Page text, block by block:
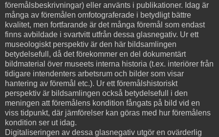
föremålsbeskrivningar) eller använts i publikationer. Idag är
många av föremålen omfotograferade i betydligt bättre
kvalitet, men fortfarande är det många föremål som endast
finns avbildade i svartvitt utfrån dessa glasnegativ. Ur ett
museologiskt perspektiv är den här bildsamlingen
betydelsefull, då det förekommer en del dokumentärt
bildmaterial över museets interna historia (t.ex. interiörer från
tidigare intendenters arbetsrum och bilder som visar
hantering av föremål etc.). Ur ett föremålshistoriskt
perspektiv är bildsamlingen också betydelsefull i den
meningen att föremålens kondition fångats på bild vid en
viss tidpunkt, där jämförelser kan göras med hur föremålens
kondition ser ut idag.
Digitaliseringen av dessa glasnegativ utgör en ovärderlig